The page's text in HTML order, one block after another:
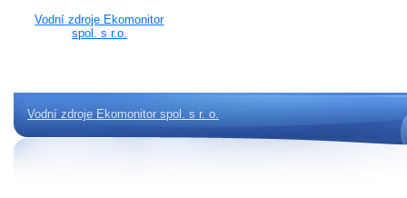
Vodní zdroje Ekomonitor
spol. s r.o.
Vodní zdroje Ekomonitor spol. s r. o.